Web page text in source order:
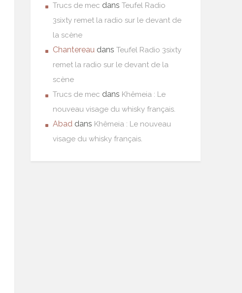
Trucs de mec dans Teufel Radio
3sixty remet la radio sur le devant de
la scène
Chantereau dans Teufel Radio 3sixty
remet la radio sur le devant de la
scène
Trucs de mec dans Khêmeia : Le
nouveau visage du whisky français.
Abad dans Khêmeia : Le nouveau
visage du whisky français.